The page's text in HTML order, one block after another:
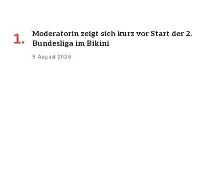
Moderatorin zeigt sich kurz vor Start der 2.
Bundesliga im Bikini
8 August 2026